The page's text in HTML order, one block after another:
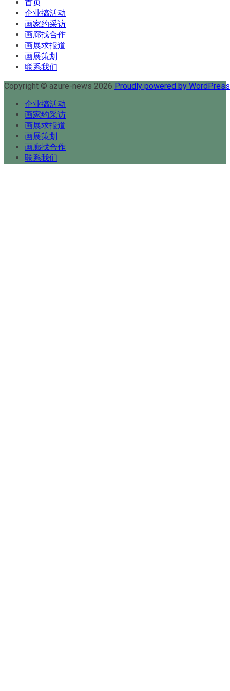
首页
企业搞活动
画家约采访
画廊找合作
画展求报道
画展策划
联系我们
Copyright © azure-news 2026 Proudly powered by
企业搞活动
画家约采访
画展求报道
画展策划
画廊找合作
联系我们